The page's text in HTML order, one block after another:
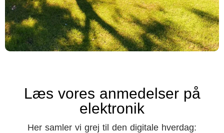
Læs vores anmedelser på
elektronik
Her samler vi grej til den digitale hverdag: